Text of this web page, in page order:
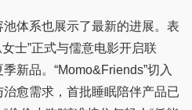
体系也展示了最新的进展。表
士”正式与儒意电影开启联
新品。“Momo&Friends”切入
愈需求，首批睡眠陪伴产品已